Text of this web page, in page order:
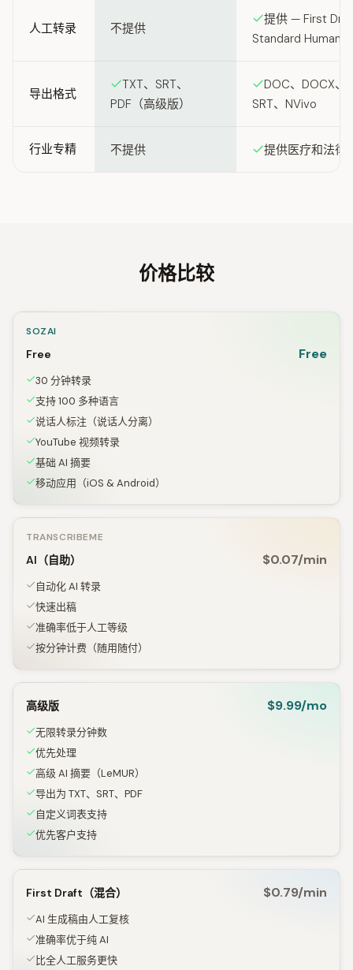
人工转录 不提供
提供 — First
Standard Human
导出格式
TXT、SRT、
PDF（高级版）
DOC、DOCX、
SRT、NVivo
行业专精 不提供 提供医疗和法律
价格比较
SOZAI
Free Free
30 分钟转录
支持 100 多种语言
说话人标注（说话人分离）
YouTube 视频转录
基础 AI 摘要
移动应用（iOS & Android）
TRANSCRIBEME
AI（自助） $0.07/min
自动化 AI 转录
快速出稿
准确率低于人工等级
按分钟计费（随用随付）
高级版 $9.99/mo
无限转录分钟数
优先处理
高级 AI 摘要（LeMUR）
导出为 TXT、SRT、PDF
自定义词表支持
优先客户支持
First Draft（混合） $0.79/min
AI 生成稿由人工复核
准确率优于纯 AI
比全人工服务更快